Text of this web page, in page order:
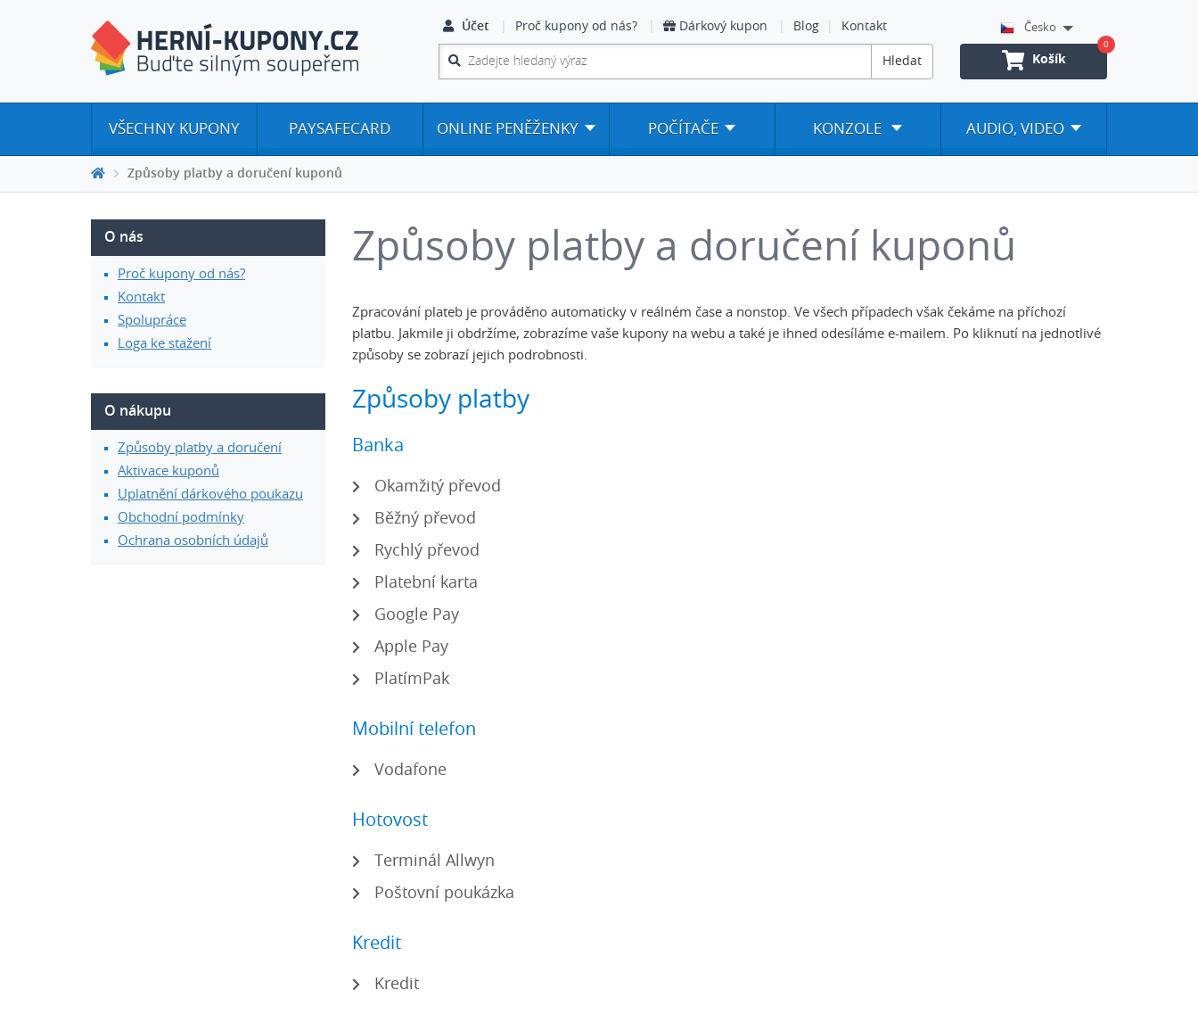
Účet Proč kupony od nás? Dárkový kupon Blog Kontakt Česko
Hledat Košík
0
VŠECHNY KUPONY PAYSAFECARD ONLINE PENĚŽENKY POČÍTAČE KONZOLE AUDIO, VIDEO
Způsoby platby a doručení kuponů
O nás
Proč kupony od nás?
Kontakt
Spolupráce
Loga ke stažení
O nákupu
Způsoby platby a doručení
Aktivace kuponů
Uplatnění dárkového poukazu
Obchodní podmínky
Ochrana osobních údajů
Způsoby platby a doručení kuponů
Zpracování plateb je prováděno automaticky v reálném čase a nonstop. Ve všech případech však čekáme na příchozí
platbu. Jakmile ji obdržíme, zobrazíme vaše kupony na webu a také je ihned odesíláme e-mailem. Po kliknutí na jednotlivé
způsoby se zobrazí jejich podrobnosti.
Způsoby platby
Banka
Okamžitý převod
Běžný převod
Rychlý převod
Platební karta
Google Pay
Apple Pay
PlatímPak
Mobilní telefon
Vodafone
Hotovost
Terminál Allwyn
Poštovní poukázka
Kredit
Kredit